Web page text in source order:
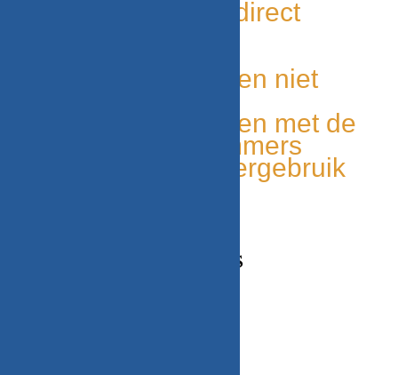
Grote voorraad, direct
Unieke onderdelen niet
Makkelijk te vinden met de
onderdelen nummers
Milieu bewust, hergebruik
CONTACT GEGEVENS